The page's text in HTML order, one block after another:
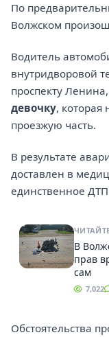
По
Волжском
Водитель
внутридворовой
проспекту
девочку, которая
проезжую часть.
В результате
доставлен в
единственное
В
прав
сам
7,022
Обстоятельства